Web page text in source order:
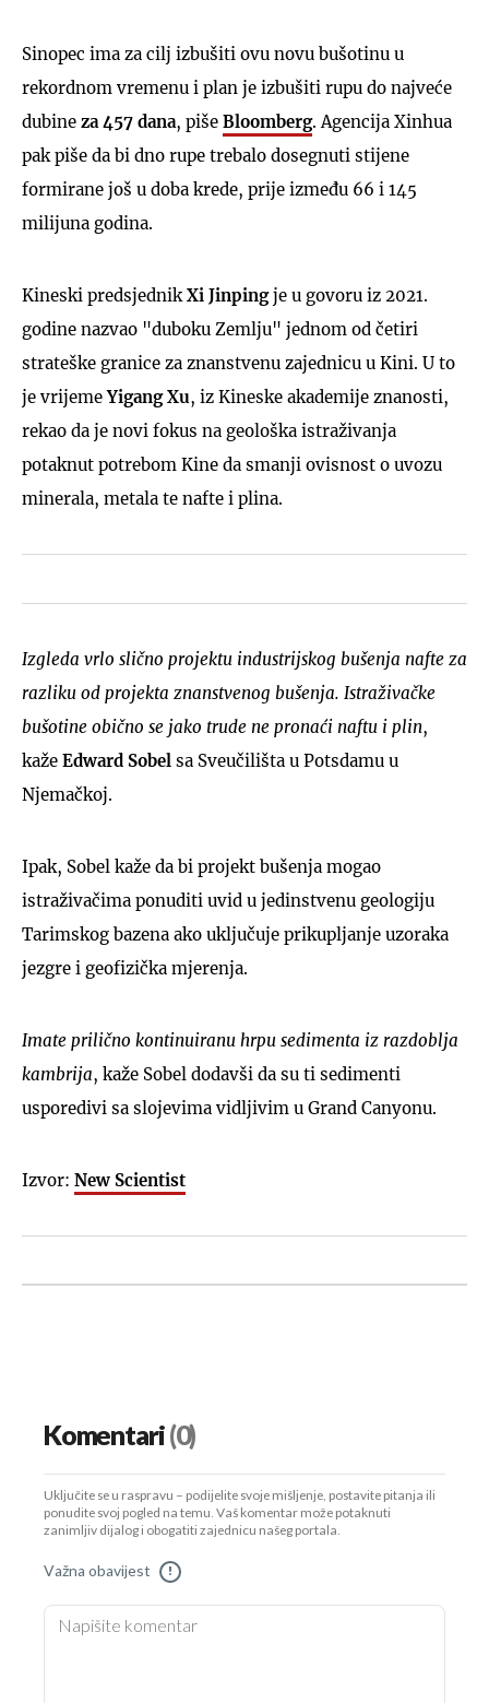
Sinopec ima za cilj izbušiti ovu novu bušotinu u
rekordnom vremenu i plan je izbušiti rupu do najveće
dubine za 457 dana, piše Bloomberg. Agencija Xinhua
pak piše da bi dno rupe trebalo dosegnuti stijene
formirane još u doba krede, prije između 66 i 145
milijuna godina.
Kineski predsjednik Xi Jinpingje u govoru iz 2021.
godine nazvao "duboku Zemlju" jednom od četiri
strateške granice za znanstvenu zajednicu u Kini. U to
je vrijemeYigang Xu, iz Kineske akademije znanosti,
rekao da je novi fokus na geološka istraživanja
potaknut potrebom Kine da smanji ovisnost o uvozu
minerala, metala te nafte i plina.
Izgleda vrlo slično projektu industrijskog bušenja nafte za
razliku od projekta znanstvenog bušenja. Istraživačke
bušotine obično se jako trude ne pronaći naftu i plin,
kaže Edward Sobel sa Sveučilišta u Potsdamu u
Njemačkoj.
Ipak, Sobel kaže da bi projekt bušenja mogao
istraživačima ponuditi uvid u jedinstvenu geologiju
Tarimskog bazena ako uključuje prikupljanje uzoraka
jezgre i geofizička mjerenja.
Imate prilično kontinuiranu hrpu sedimenta iz razdoblja
kambrija, kaže Sobel dodavši da su ti sedimenti
usporedivi sa slojevima vidljivim u Grand Canyonu.
Izvor: New Scientist
Komentari(0)
Uključite se u raspravu – podijelite svoje mišljenje, postavite pitanja ili
ponudite svoj pogled na temu. Vaš komentar može potaknuti
zanimljiv dijalog i obogatiti zajednicu našeg portala.
Važna obavijest !